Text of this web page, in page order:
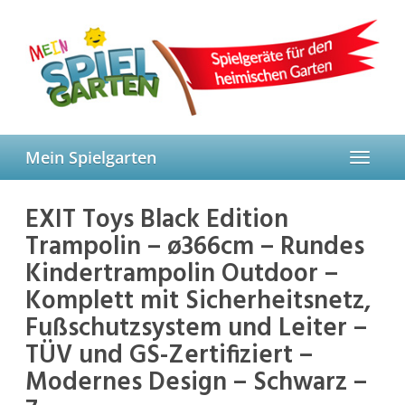
content
Toggle
Mein Spielgarten
EXIT Toys Black Edition
Trampolin – ø366cm – Rundes
Kindertrampolin Outdoor –
Komplett mit Sicherheitsnetz,
Fußschutzsystem und Leiter –
TÜV und GS-Zertifiziert –
Modernes Design – Schwarz –